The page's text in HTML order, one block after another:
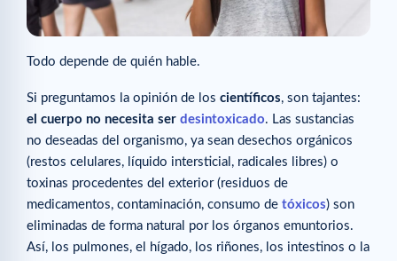
Todo depende de quién hable.
Si preguntamos la opinión de los científicos, son tajantes:
el cuerpo no necesita ser desintoxicado. Las sustancias
no deseadas del organismo, ya sean desechos orgánicos
(restos celulares, líquido intersticial, radicales libres) o
toxinas procedentes del exterior (residuos de
medicamentos, contaminación, consumo de tóxicos) son
eliminadas de forma natural por los órganos emuntorios.
Así, los pulmones, el hígado, los riñones, los intestinos o la